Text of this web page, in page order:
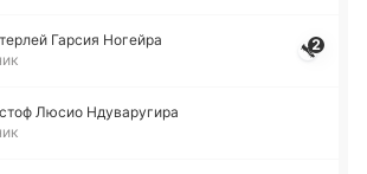
Гарсия Но­гей­ра
2
Люсио Нду­ва­ру­ги­ра